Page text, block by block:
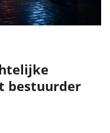
bestuurder